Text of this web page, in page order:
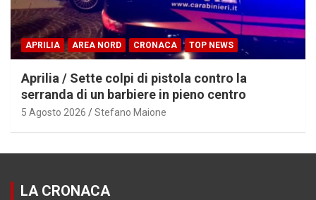
APRILIA AREA NORD CRONACA TOP NEWS
Aprilia / Sette colpi di pistola contro la
serranda di un barbiere in pieno centro
5 Agosto 2026 Stefano Maione
LA CRONACA